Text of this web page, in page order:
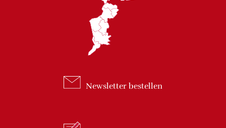
Newsletter bestellen